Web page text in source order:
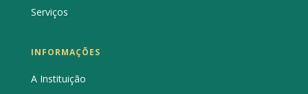
Serviços
INFORMAÇÕES
A Instituição